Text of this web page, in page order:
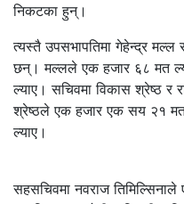
निकटका हुन्।
त्यस्तै उपसभापतिमा गेहेन्द्र मल्ल
छन्। मल्लले एक हजार ६८ मत
ल्याए। सचिवमा विकास श्रेष्ठ र
श्रेष्ठले एक हजार एक सय २१
ल्याए।
सहसचिवमा नवराज